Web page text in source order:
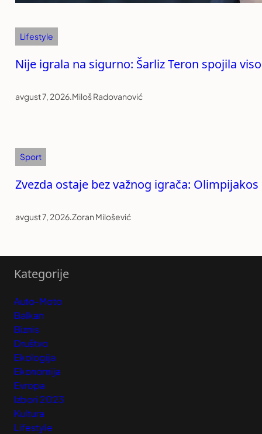
Lifestyle
Nije igrala na sigurno: Šarliz Teron spojila
avgust 7, 2026.Miloš Radovanović
Sport
Zvezda ostaje bez važnog igrača:
avgust 7, 2026.Zoran Milošević
Kategorije
Auto-Moto
Balkan
Biznis
Društvo
Ekologija
Ekonomija
Evropa
Izbori 2023
Kultura
Lifestyle